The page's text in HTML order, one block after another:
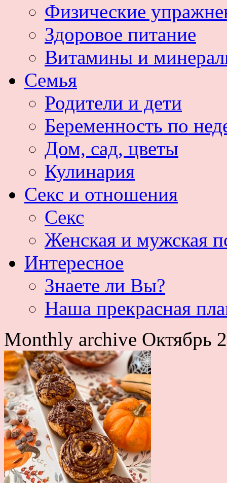
Физические
Здоровое питание
Витамины и
Семья
Родители и дети
Беременность по
Дом, сад, цветы
Кулинария
Секс и отношения
Секс
Женская и мужская
Интересное
Знаете ли Вы?
Наша прекрасная
Monthly archive Октябрь